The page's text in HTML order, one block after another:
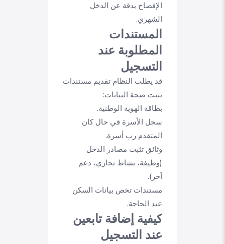
الإفصاح بدقة عن الدخل
الشهري.
المستندات
المطلوبة عند
التسجيل
قد يطلب النظام تقديم مستندات
تثبت صحة البيانات:
بطاقة الهوية الوطنية.
سجل الأسرة في حال كان
المتقدم رب أسرة.
وثائق تثبت مصادر الدخل
(وظيفة، نشاط تجاري، دعم
آخر).
مستندات تخص بيانات السكن
عند الحاجة.
كيفية إضافة تابعين
عند التسجيل